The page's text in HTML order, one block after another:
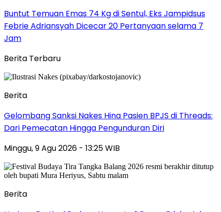
Buntut Temuan Emas 74 Kg di Sentul, Eks Jampidsus
Febrie Adriansyah Dicecar 20 Pertanyaan selama 7
Jam
Berita Terbaru
Berita
Gelombang Sanksi Nakes Hina Pasien BPJS di Threads:
Dari Pemecatan Hingga Pengunduran Diri
Minggu, 9 Agu 2026 - 13:25 WIB
Berita